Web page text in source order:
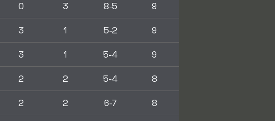
0 3 8-5 9
3 1 5-2 9
3 1 5-4 9
2 2 5-4 8
2 2 6-7 8